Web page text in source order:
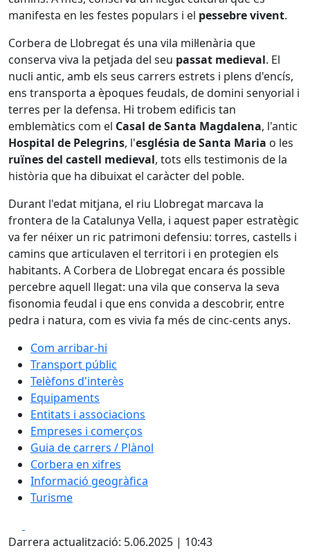
manifesta en les festes populars i el pessebre vivent.
Corbera de Llobregat és una vila mil·lenària que
conserva viva la petjada del seu passat medieval. El
nucli antic, amb els seus carrers estrets i plens d'encís,
ens transporta a èpoques feudals, de domini senyorial i
terres per la defensa. Hi trobem edificis tan
emblemàtics com el Casal de Santa Magdalena, l'antic
Hospital de Pelegrins, l'església de Santa Maria o les
ruïnes del castell medieval, tots ells testimonis de la
història que ha dibuixat el caràcter del poble.
Durant l'edat mitjana, el riu Llobregat marcava la
frontera de la Catalunya Vella, i aquest paper estratègic
va fer néixer un ric patrimoni defensiu: torres, castells i
camins que articulaven el territori i en protegien els
habitants. A Corbera de Llobregat encara és possible
percebre aquell llegat: una vila que conserva la seva
fisonomia feudal i que ens convida a descobrir, entre
pedra i natura, com es vivia fa més de cinc-cents anys.
Com arribar-hi
Transport públic
Telèfons d'interès
Equipaments
Entitats i associacions
Empreses i comerços
Guia de carrers / Plànol
Corbera en xifres
Informació geogràfica
Turisme
Darrera actualització: 5.06.2025 | 10:43